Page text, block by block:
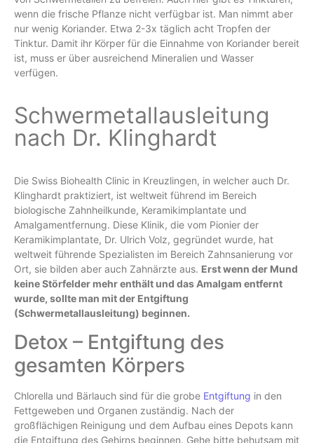
wenn die frische Pflanze nicht verfügbar ist. Man nimmt aber
nur wenig Koriander. Etwa 2-3x täglich acht Tropfen der
Tinktur. Damit ihr Körper für die Einnahme von Koriander bereit
ist, muss er über ausreichend Mineralien und Wasser
verfügen.
Schwermetallausleitung
nach Dr. Klinghardt
Die Swiss Biohealth Clinic in Kreuzlingen, in welcher auch Dr.
Klinghardt praktiziert, ist weltweit führend im Bereich
biologische Zahnheilkunde, Keramikimplantate und
Amalgamentfernung. Diese Klinik, die vom Pionier der
Keramikimplantate, Dr. Ulrich Volz, gegründet wurde, hat
weltweit führende Spezialisten im Bereich Zahnsanierung vor
Ort, sie bilden aber auch Zahnärzte aus. Erst wenn der Mund
keine Störfelder mehr enthält und das Amalgam entfernt
wurde, sollte man mit der Entgiftung
(Schwermetallausleitung) beginnen.
Detox – Entgiftung des
gesamten Körpers
Chlorella und Bärlauch sind für die grobe Entgiftung in den
Fettgeweben und Organen zuständig. Nach der
großflächigen Reinigung und dem Aufbau eines Depots kann
die Entgiftung des Gehirns beginnen. Gehe bitte behutsam mit